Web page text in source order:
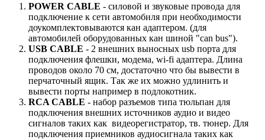
POWER CABLE - силовой и звуковые провода для
подключение к сети автомобиля при необходимости
доукомплектовываются кан адаптером. (для
автомобилей оборудованных кан шиной "can bus").
USB CABLE - 2 внешних выносных usb порта для
подключения флешки, модема, wi-fi адаптера. Длина
проводов около 70 см, достаточно что бы вывести в
перчаточный ящик. Так же их можно удлинить и
вывести порты например в подлокотник.
RCA CABLE - набор разъемов типа тюльпан для
подключения внешних источников аудио и видео
сигналов таких как видеорегистратор, тв. тюнер. Для
подключения приемников аудиосигнала таких как